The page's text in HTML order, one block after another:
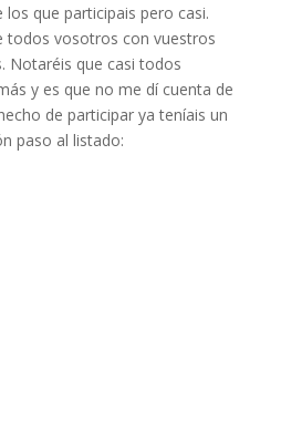
que participais pero casi.
todos vosotros con vuestros
Notaréis que casi todos
y es que no me dí cuenta de
de participar ya teníais un
paso al listado: